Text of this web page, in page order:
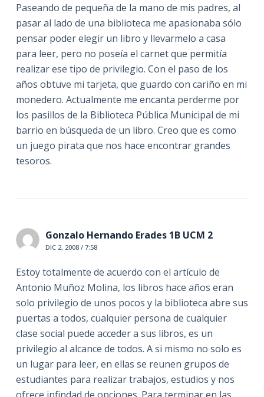
Paseando de pequeña de la mano de mis padres, al
pasar al lado de una biblioteca me apasionaba sólo
pensar poder elegir un libro y llevarmelo a casa
para leer, pero no poseía el carnet que permitía
realizar ese tipo de privilegio. Con el paso de los
años obtuve mi tarjeta, que guardo con cariño en mi
monedero. Actualmente me encanta perderme por
los pasillos de la Biblioteca Pública Municipal de mi
barrio en búsqueda de un libro. Creo que es como
un juego pirata que nos hace encontrar grandes
tesoros.
Gonzalo Hernando Erades 1B UCM 2
DIC 2, 2008 / 7:58
Estoy totalmente de acuerdo con el artículo de
Antonio Muñoz Molina, los libros hace años eran
solo privilegio de unos pocos y la biblioteca abre sus
puertas a todos, cualquier persona de cualquier
clase social puede acceder a sus libros, es un
privilegio al alcance de todos. A si mismo no solo es
un lugar para leer, en ellas se reunen grupos de
estudiantes para realizar trabajos, estudios y nos